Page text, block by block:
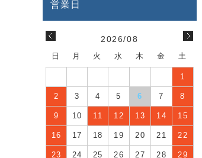
2026/08
日 月 火 水 木 金 土
1
2 3 4 5 6 7 8
9 10 11 12 13 14 15
16 17 18 19 20 21 22
23 24 25 26 27 28 29